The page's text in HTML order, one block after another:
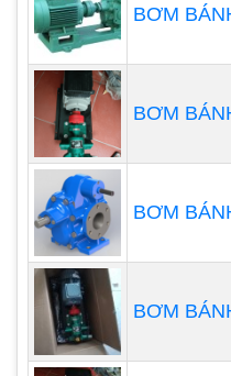
Động cơ tốc độ thay
thường được sử dụng
khiển đầu ra của bơm
lượng màng được
bằng tay. Để điều
chúng tôi sử dụng
thay đổi tần số thay
truyền động tần số
trang bị bộ theo tín
động cơ và công suất
với sự thay đổi của tín
BƠM
BƠM
BƠM
BƠM